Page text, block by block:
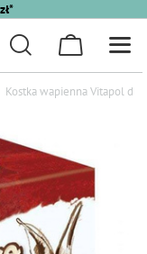
Kostka wapienna Vitapol